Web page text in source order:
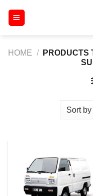
HOME /
PRODUCTS